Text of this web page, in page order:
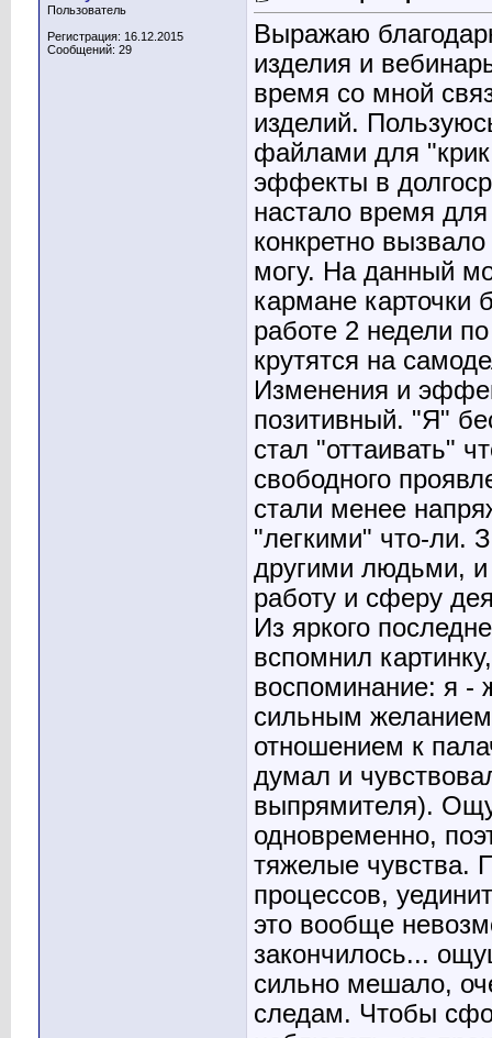
Пользователь
Регистрация: 16.12.2015
Сообщений: 29
Выражаю
изделия и
время со мной
изделий.
файлами для
эффекты в
настало время
конкретно
могу. На данный
кармане
работе 2 недели
крутятся на
Изменения и
позитивный. "Я"
стал "оттаивать"
свободного
стали менее
"легкими" что-ли.
другими людьми,
работу и сферу
Из яркого
вспомнил
воспоминание: я -
сильным желанием
отношением к
думал и
выпрямителя).
одновременно,
тяжелые чувства.
процессов,
это вообще
закончилось...
сильно мешало,
следам. Чтобы